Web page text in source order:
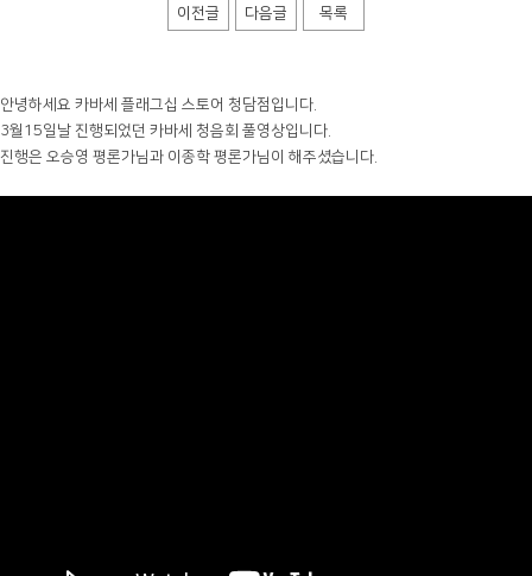
이전글 다음글 목록
안녕하세요 카바세 플래그십 스토어 청담점입니다.
3월15일날 진행되었던 카바세 청음회 풀영상입니다.
진행은 오승영 평론가님과 이종학 평론가님이 해주셨습니다.